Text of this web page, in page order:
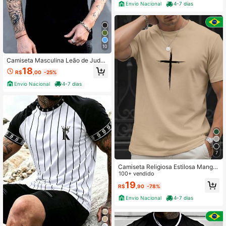
10
Camiseta Masculina Leão de Juda
Yeshua Cruz e a Espada 100% Algo
dão Promoção
R$18 ,00 -25%
Envio Nacional
4-7 dias
Envio Nacional
4-7 dias
7
Camiseta Religiosa Estilosa Manga
Curta Masculina Estampa Cruz Risc
ado Street Malha Respirável
100+ vendido
R$19 ,90 -78%
Envio Nacional
4-7 dias